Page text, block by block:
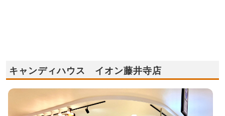
キャンディハウス イオン藤井寺店